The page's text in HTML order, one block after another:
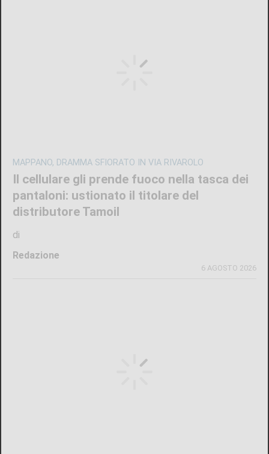
MAPPANO, DRAMMA SFIORATO IN VIA RIVAROLO
Il cellulare gli prende fuoco nella tasca dei
pantaloni: ustionato il titolare del
distributore Tamoil
di
Redazione
6 AGOSTO 2026